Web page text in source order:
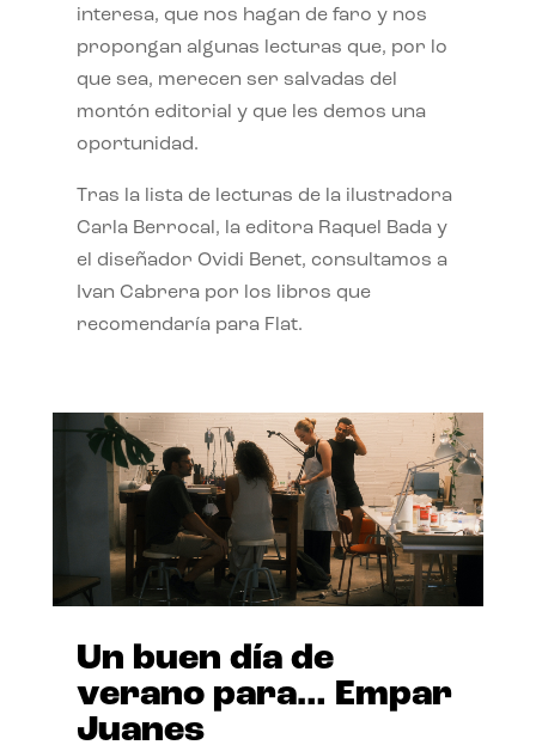
interesa, que nos hagan de faro y nos
propongan algunas lecturas que, por lo
que sea, merecen ser salvadas del
montón editorial y que les demos una
oportunidad.
Tras la lista de lecturas de la ilustradora
Carla Berrocal, la editora Raquel Bada y
el diseñador Ovidi Benet, consultamos a
Ivan Cabrera por los libros que
recomendaría para Flat.
Un buen día de
verano para… Empar
Juanes